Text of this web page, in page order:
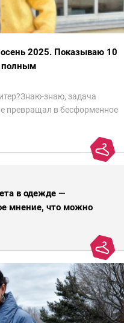
2025. Показываю 10
полным
знаю, задача
превращал в бесформенное
в одежде —
мнение, что можно